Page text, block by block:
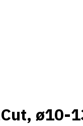
ø10-